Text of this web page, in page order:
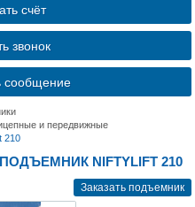
счёт
звонок
сообщение
и передвижные
210
NIFTYLIFT 210
Заказать подъемник